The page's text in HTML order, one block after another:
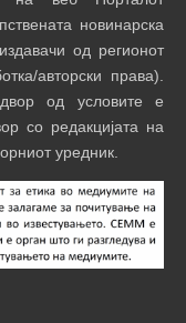
новинарска
од регионот
авторски права).
од условите е
со редакцијата на
уредник.